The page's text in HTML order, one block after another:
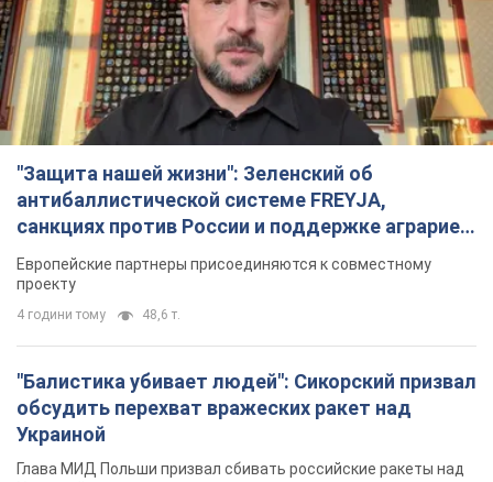
"Защита нашей жизни": Зеленский об
антибаллистической системе FREYJA,
санкциях против России и поддержке аграриев.
Видео
Европейские партнеры присоединяются к совместному
проекту
4 години тому 48,6 т.
"Балистика убивает людей": Сикорский призвал
обсудить перехват вражеских ракет над
Украиной
Глава МИД Польши призвал сбивать российские ракеты над